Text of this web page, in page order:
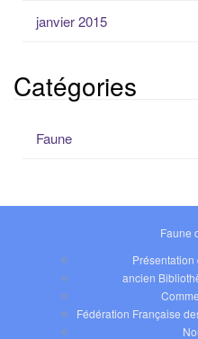
janvier 2015
Catégories
Faune
Faune
Présentation
ancien
Fédération Française